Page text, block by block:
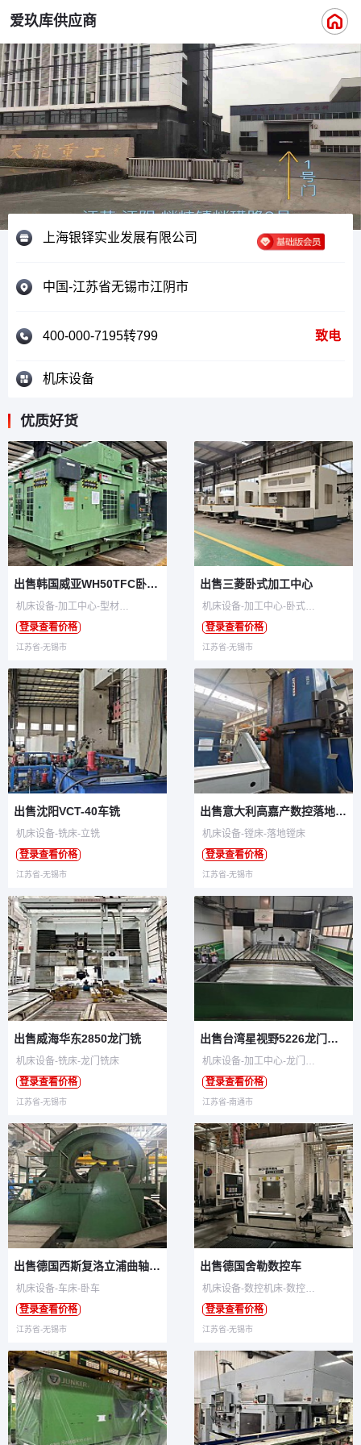
爱玖库供应商
上海银铎实业发展有限公司
中国-江苏省无锡市江阴市
400-000-7195转799 致电
机床设备
优质好货
出售韩国威亚WH50TFC卧式加工中心五轴
机床设备-加工中心-型材加工中心
登录查看价格
江苏省-无锡市
出售三菱卧式加工中心
机床设备-加工中心-卧式加工中心
登录查看价格
江苏省-无锡市
出售沈阳VCT-40车铣
机床设备-铣床-立铣
登录查看价格
江苏省-无锡市
出售意大利高嘉产数控落地镗铣加工中心
机床设备-镗床-落地镗床
登录查看价格
江苏省-无锡市
出售威海华东2850龙门铣
机床设备-铣床-龙门铣床
登录查看价格
江苏省-无锡市
出售台湾星视野5226龙门加工中心
机床设备-加工中心-龙门加工中心
登录查看价格
江苏省-南通市
出售德国西斯复洛立浦曲轴车床
机床设备-车床-卧车
登录查看价格
江苏省-无锡市
出售德国舍勒数控车
机床设备-数控机床-数控车床
登录查看价格
江苏省-无锡市